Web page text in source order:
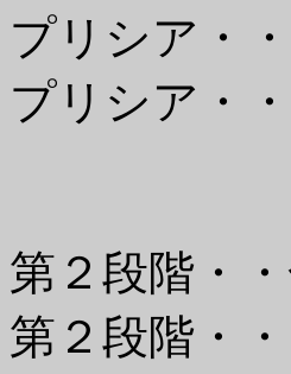
プリシア・
プリシア・
第２段階・
第２段階・